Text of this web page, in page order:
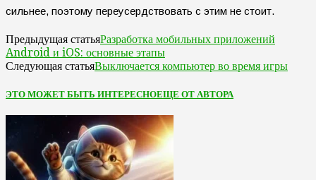
сильнее, поэтому переусердствовать с этим не стоит.
Предыдущая статьяРазработка мобильных приложений
Android и iOS: основные этапы
Следующая статьяВыключается компьютер во время игры
ЭТО МОЖЕТ БЫТЬ ИНТЕРЕСНОЕЩЕ ОТ АВТОРА